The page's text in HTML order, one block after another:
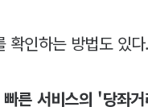
확인하는 방법도 있다.
른 서비스의 '당좌